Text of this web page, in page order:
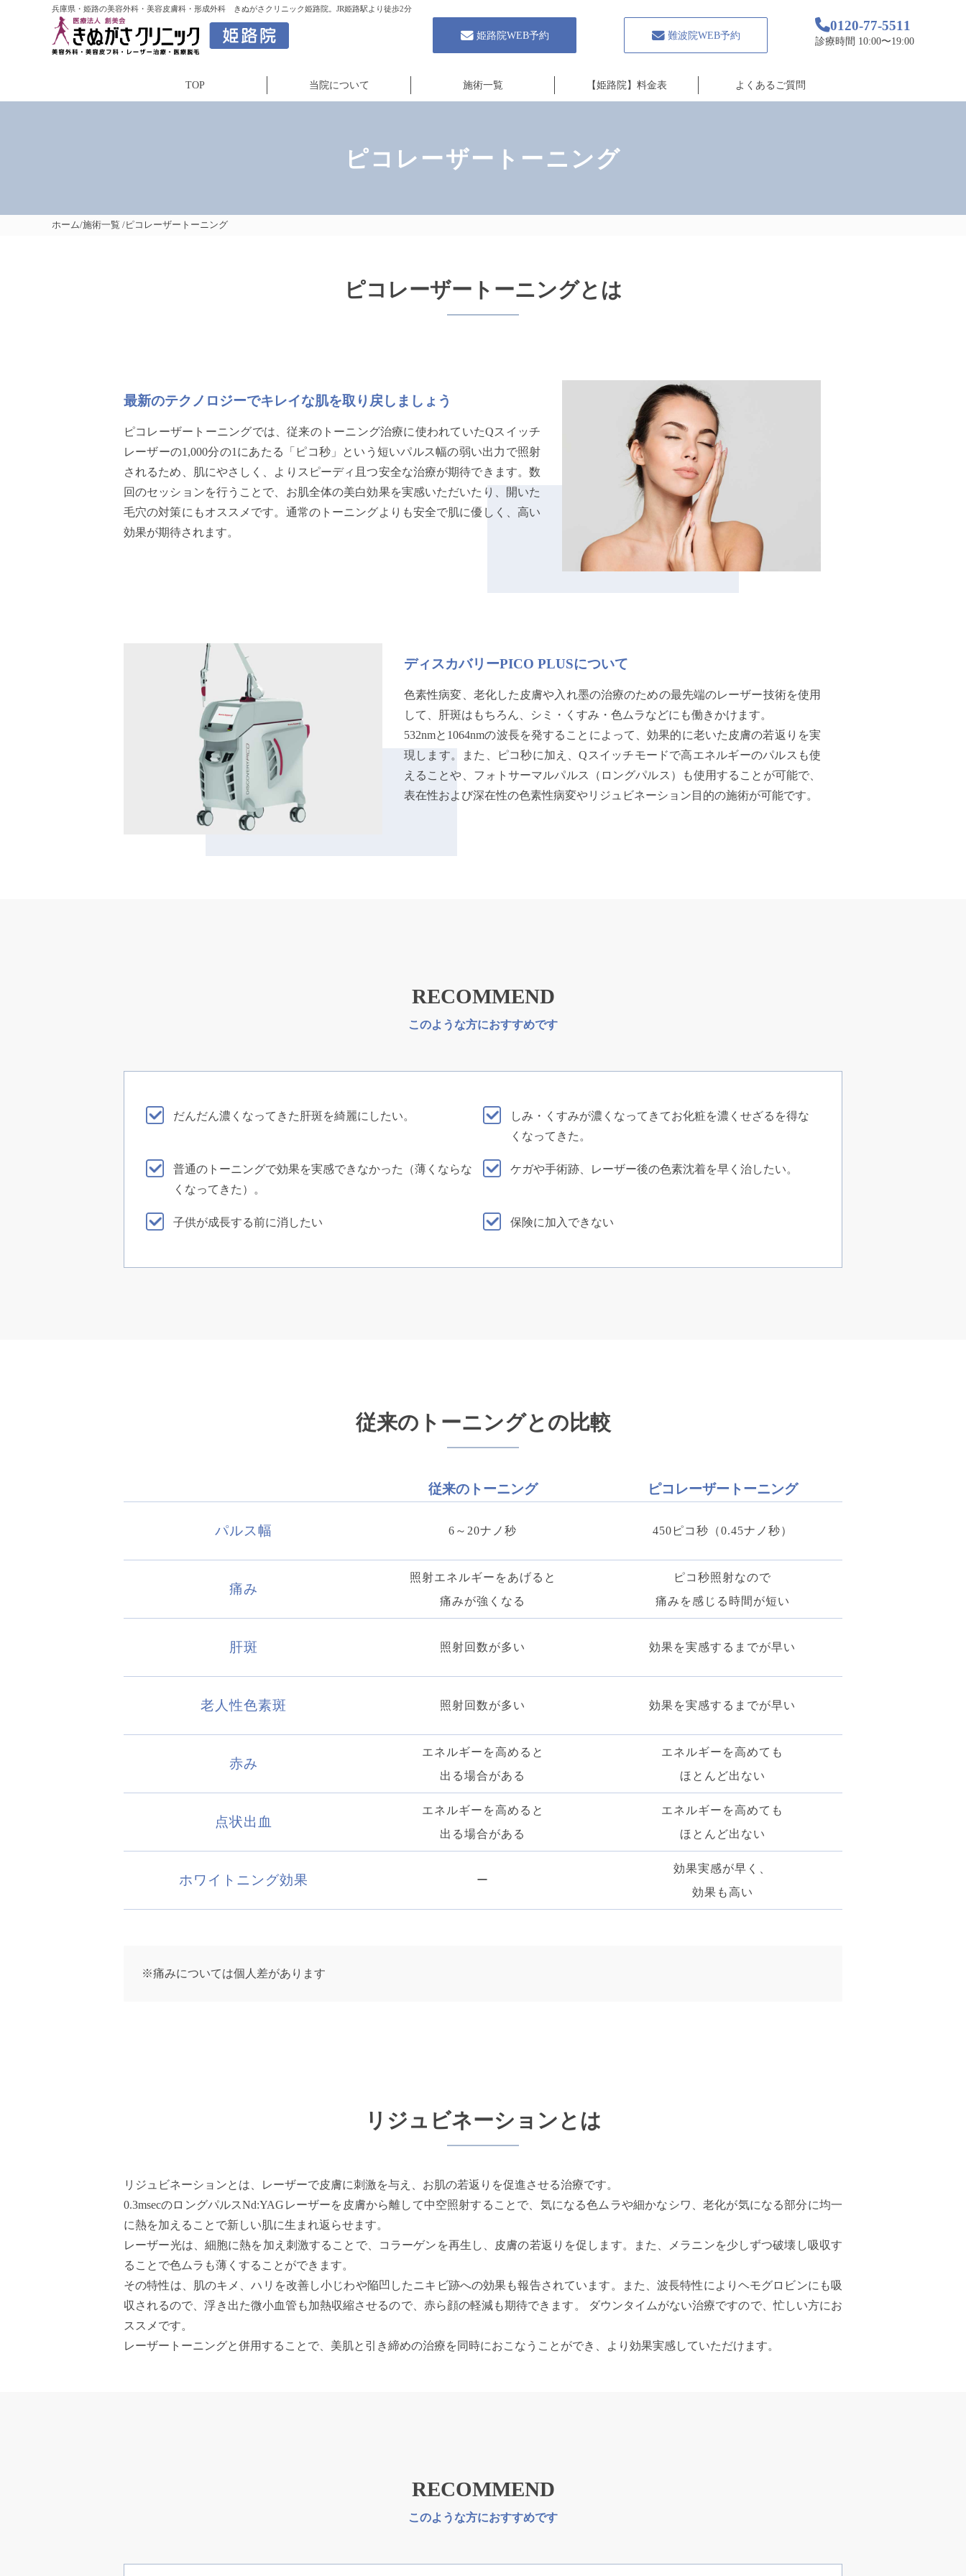
兵庫県・姫路の美容外科・美容皮膚科・形成外科 きぬがさクリニック姫路院。JR姫路駅より徒歩2分
姫路院WEB予約 難波院WEB予約
0120-77-5511
診療時間 10:00〜19:00
TOP 当院について 施術一覧 【姫路院】料金表 よくあるご質問
ピコレーザートーニング
ホーム/施術一覧 /ピコレーザートーニング
ピコレーザートーニングとは
最新のテクノロジーでキレイな肌を取り戻しましょう
ピコレーザートーニングでは、従来のトーニング治療に使われていたQスイッチ
レーザーの1,000分の1にあたる「ピコ秒」という短いパルス幅の弱い出力で照射
されるため、肌にやさしく、よりスピーディ且つ安全な治療が期待できます。数
回のセッションを行うことで、お肌全体の美白効果を実感いただいたり、開いた
毛穴の対策にもオススメです。通常のトーニングよりも安全で肌に優しく、高い
効果が期待されます。
ディスカバリーPICO PLUSについて
色素性病変、老化した皮膚や入れ墨の治療のための最先端のレーザー技術を使用
して、肝斑はもちろん、シミ・くすみ・色ムラなどにも働きかけます。
532nmと1064nmの波長を発することによって、効果的に老いた皮膚の若返りを実
現します。また、ピコ秒に加え、Qスイッチモードで高エネルギーのパルスも使
えることや、フォトサーマルパルス（ロングパルス）も使用することが可能で、
表在性および深在性の色素性病変やリジュビネーション目的の施術が可能です。
RECOMMEND
このような方におすすめです
だんだん濃くなってきた肝斑を綺麗にしたい。
しみ・くすみが濃くなってきてお化粧を濃くせざるを得な
くなってきた。
普通のトーニングで効果を実感できなかった（薄くならな
くなってきた）。
ケガや手術跡、レーザー後の色素沈着を早く治したい。
子供が成長する前に消したい 保険に加入できない
従来のトーニングとの比較
従来のトーニング ピコレーザートーニング
パルス幅 6～20ナノ秒 450ピコ秒（0.45ナノ秒）
痛み
照射エネルギーをあげると
痛みが強くなる
ピコ秒照射なので
痛みを感じる時間が短い
肝斑 照射回数が多い 効果を実感するまでが早い
老人性色素斑 照射回数が多い 効果を実感するまでが早い
赤み
エネルギーを高めると
出る場合がある
エネルギーを高めても
ほとんど出ない
点状出血
エネルギーを高めると
出る場合がある
エネルギーを高めても
ほとんど出ない
ホワイトニング効果 ー
効果実感が早く、
効果も高い
※痛みについては個人差があります
リジュビネーションとは
リジュビネーションとは、レーザーで皮膚に刺激を与え、お肌の若返りを促進させる治療です。
0.3msecのロングパルスNd:YAGレーザーを皮膚から離して中空照射することで、気になる色ムラや細かなシワ、老化が気になる部分に均一
に熱を加えることで新しい肌に生まれ返らせます。
レーザー光は、細胞に熱を加え刺激することで、コラーゲンを再生し、皮膚の若返りを促します。また、メラニンを少しずつ破壊し吸収す
ることで色ムラも薄くすることができます。
その特性は、肌のキメ、ハリを改善し小じわや陥凹したニキビ跡への効果も報告されています。また、波長特性によりヘモグロビンにも吸
収されるので、浮き出た微小血管も加熱収縮させるので、赤ら顔の軽減も期待できます。 ダウンタイムがない治療ですので、忙しい方にお
ススメです。
レーザートーニングと併用することで、美肌と引き締めの治療を同時におこなうことができ、より効果実感していただけます。
RECOMMEND
このような方におすすめです